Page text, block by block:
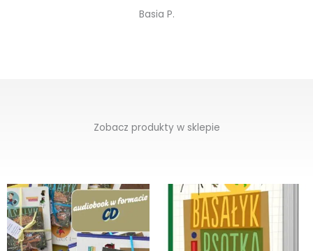
Basia P.
Zobacz produkty w sklepie